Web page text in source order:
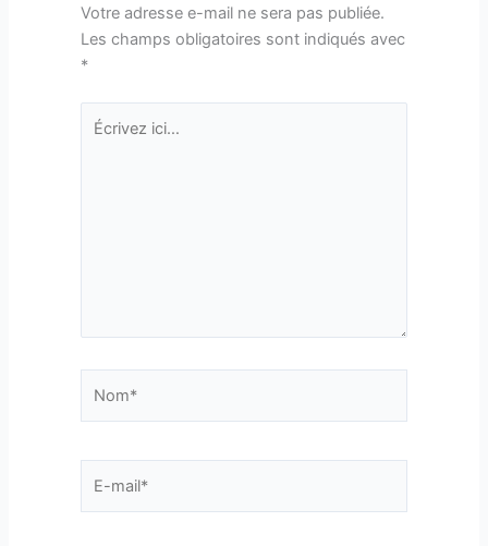
Votre adresse e-mail ne sera pas publiée.
Les champs obligatoires sont indiqués avec
*
Écrivez